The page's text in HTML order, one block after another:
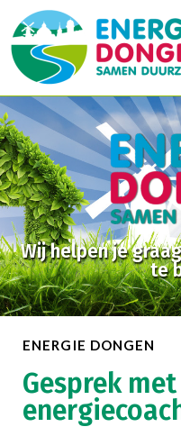
Wij helpen je
te
ENERGIE DONGEN
Gesprek